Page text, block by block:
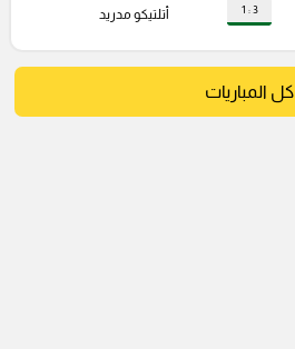
3 : 1 أتلتيكو مدريد
كل المباريات